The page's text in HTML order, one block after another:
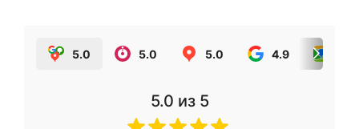
5.0 5.0 5.0 4.9
5.0 из 5